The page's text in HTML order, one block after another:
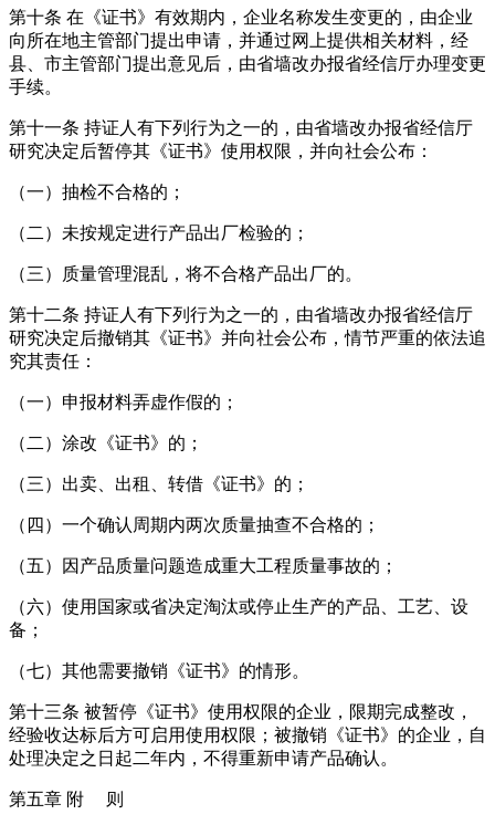
第十条 在《证书》有效期内，企业名称发生变更的，由企业
向所在地主管部门提出申请，并通过网上提供相关材料，经
县、市主管部门提出意见后，由省墙改办报省经信厅办理变更
手续。
第十一条 持证人有下列行为之一的，由省墙改办报省经信厅
研究决定后暂停其《证书》使用权限，并向社会公布：
（一）抽检不合格的；
（二）未按规定进行产品出厂检验的；
（三）质量管理混乱，将不合格产品出厂的。
第十二条 持证人有下列行为之一的，由省墙改办报省经信厅
研究决定后撤销其《证书》并向社会公布，情节严重的依法追
究其责任：
（一）申报材料弄虚作假的；
（二）涂改《证书》的；
（三）出卖、出租、转借《证书》的；
（四）一个确认周期内两次质量抽查不合格的；
（五）因产品质量问题造成重大工程质量事故的；
（六）使用国家或省决定淘汰或停止生产的产品、工艺、设
备；
（七）其他需要撤销《证书》的情形。
第十三条 被暂停《证书》使用权限的企业，限期完成整改，
经验收达标后方可启用使用权限；被撤销《证书》的企业，自
处理决定之日起二年内，不得重新申请产品确认。
第五章 附 则